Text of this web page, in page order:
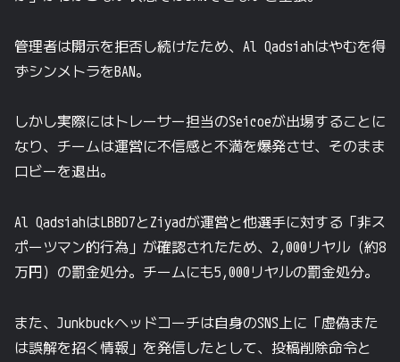
管理者は開示を拒否し続けたため、Al Qadsiahはやむを得
ずシンメトラをBAN。
しかし実際にはトレーサー担当のSeicoeが出場することに
なり、チームは運営に不信感と不満を爆発させ、そのまま
ロビーを退出。
Al QadsiahはLBBD7とZiyadが運営と他選手に対する「非ス
ポーツマン的行為」が確認されたため、2,000リヤル（約8
万円）の罰金処分。チームにも5,000リヤルの罰金処分。
また、Junkbuckヘッドコーチは自身のSNS上に「虚偽また
は誤解を招く情報」を発信したとして、投稿削除命令と